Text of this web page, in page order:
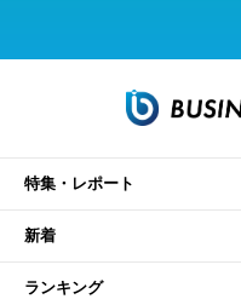
特集・レポート
新着
ランキング